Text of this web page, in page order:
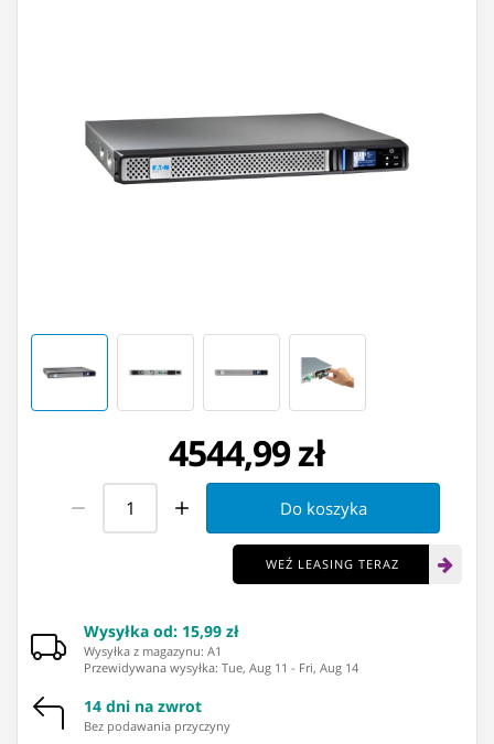
4544,99 zł
Do koszyka
WEŹ LEASING TERAZ
Wysyłka od: 15,99 zł
Wysyłka z magazynu: ⁨A1⁩
Przewidywana wysyłka: Tue, Aug 11 - Fri, Aug 14
14 dni na zwrot
Bez podawania przyczyny